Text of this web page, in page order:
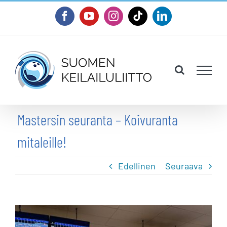
FacebookYouTubeInstagram
TiktokLinkedIn
Mastersin seuranta – Koivuranta
mitaleille!
Edellinen Seuraava
Katso